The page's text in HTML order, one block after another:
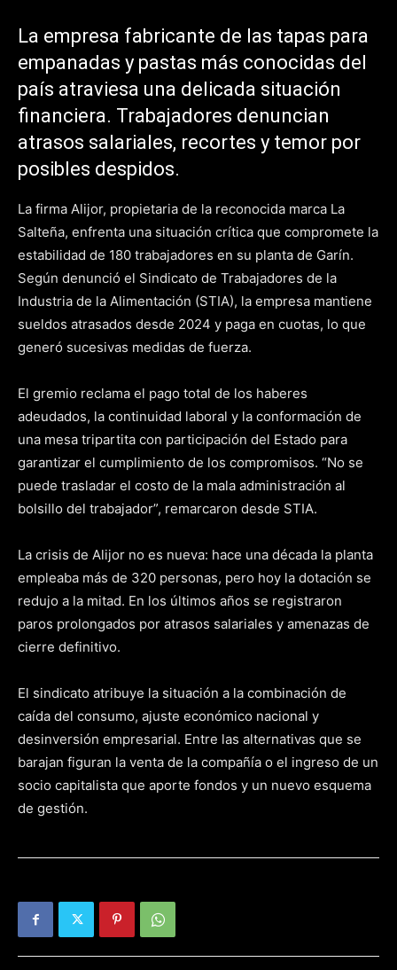
La empresa fabricante de las tapas para
empanadas y pastas más conocidas del
país atraviesa una delicada situación
financiera. Trabajadores denuncian
atrasos salariales, recortes y temor por
posibles despidos.
La firma Alijor, propietaria de la reconocida marca La
Salteña, enfrenta una situación crítica que compromete la
estabilidad de 180 trabajadores en su planta de Garín.
Según denunció el Sindicato de Trabajadores de la
Industria de la Alimentación (STIA), la empresa mantiene
sueldos atrasados desde 2024 y paga en cuotas, lo que
generó sucesivas medidas de fuerza.
El gremio reclama el pago total de los haberes
adeudados, la continuidad laboral y la conformación de
una mesa tripartita con participación del Estado para
garantizar el cumplimiento de los compromisos. “No se
puede trasladar el costo de la mala administración al
bolsillo del trabajador”, remarcaron desde STIA.
La crisis de Alijor no es nueva: hace una década la planta
empleaba más de 320 personas, pero hoy la dotación se
redujo a la mitad. En los últimos años se registraron
paros prolongados por atrasos salariales y amenazas de
cierre definitivo.
El sindicato atribuye la situación a la combinación de
caída del consumo, ajuste económico nacional y
desinversión empresarial. Entre las alternativas que se
barajan figuran la venta de la compañía o el ingreso de un
socio capitalista que aporte fondos y un nuevo esquema
de gestión.